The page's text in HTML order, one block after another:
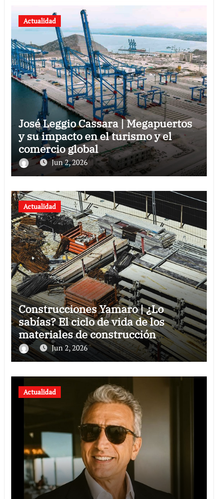
Actualidad
José Leggio Cassara | Megapuertos
y su impacto en el turismo y el
comercio global
Jun 2, 2026
Actualidad
Construcciones Yamaro | ¿Lo
sabías? El ciclo de vida de los
materiales de construcción
revoluciona eficiencia en proyectos
modernos
Jun 2, 2026
Actualidad